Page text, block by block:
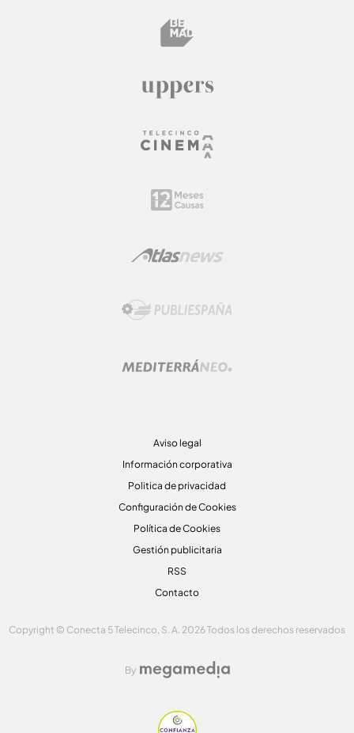
Aviso legal
Información corporativa
Politica de privacidad
Configuración de Cookies
Política de Cookies
Gestión publicitaria
RSS
Contacto
Copyright © Conecta 5 Telecinco, S. A. 2026 Todos los derechos reservados
By